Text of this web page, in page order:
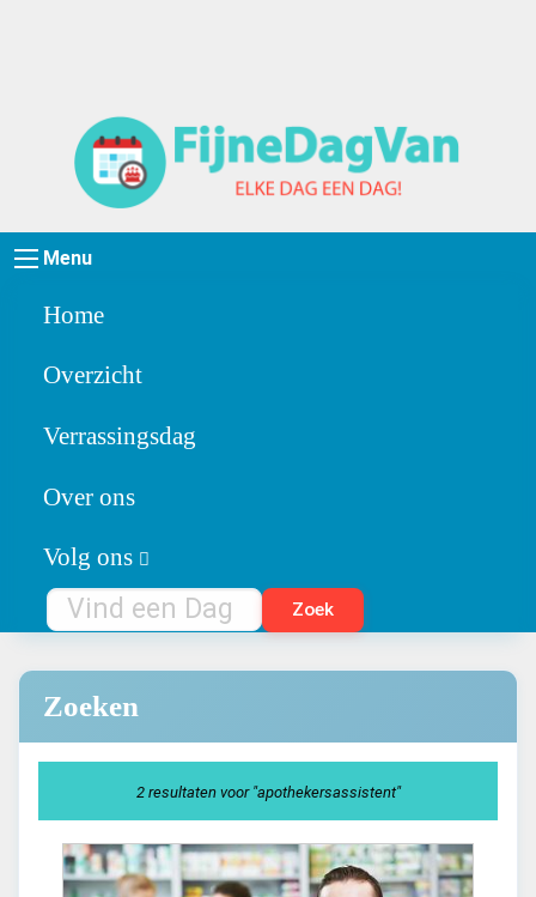
Menu
Home
Overzicht
Verrassingsdag
Over ons
Volg ons
Zoeken
2 resultaten voor "apothekersassistent"